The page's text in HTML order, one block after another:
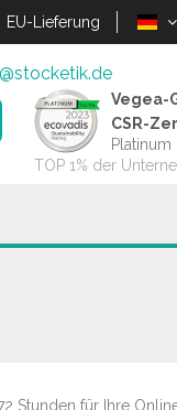
EU-Lieferung
Vegea-
CSR-
Platinum
TOP 1% der
Stunden für Ihre